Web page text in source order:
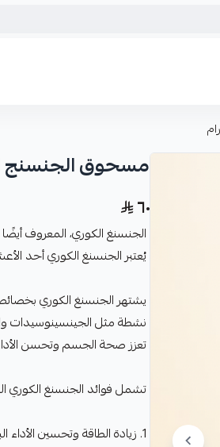
مسحوق الجنسنج
٦٠
يُعتبر الجنسنغ الكوري أحد
يشتهر الجنسنغ الكوري
نشطة مثل الجينسينوسيدات
تعزز صحة الجسم وتحسن الأداء
تشمل فوائد الجنسنغ الكوري
1. زيادة الطاقة وتحسين